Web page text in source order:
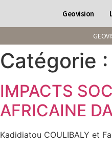
Geovision
Catégorie :
IMPACTS
AFRICAINE
Kadidiatou COULIBALY et